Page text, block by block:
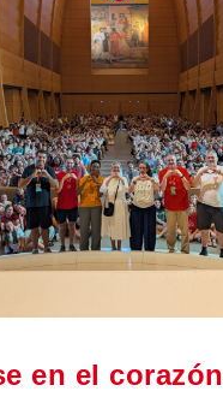
en el corazón